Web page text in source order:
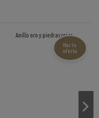
Haz tu
oferta